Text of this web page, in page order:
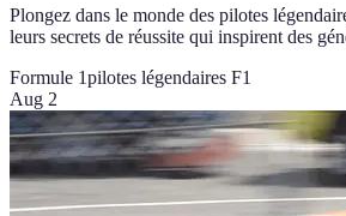
Plongez dans le monde des pilotes
leurs secrets de réussite qui inspirent des
Formule 1pilotes légendaires F1
Aug 2